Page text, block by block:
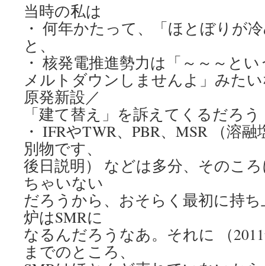
当時の私は
・ 何年かたって、「ほとぼりが
と、
・ 核発電推進勢力は「～～～と
メルトダウンしませんよ」みた
原発新設／
「建て替え」を訴えてくるだろう
・ IFRやTWR、PBR、MSR （溶
別物です、
後日説明） などは多分、そのこ
ちゃいない
だろうから、おそらく最初に持
炉はSMRに
なるんだろうなあ。それに （
までのところ、